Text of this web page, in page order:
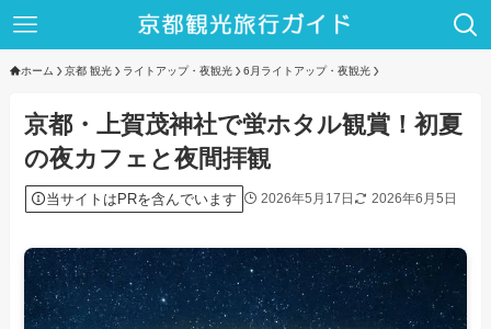
ホーム 京都 観光 ライトアップ・夜観光 6月ライトアップ・夜観光
京都・上賀茂神社で蛍ホタル観賞！初夏
の夜カフェと夜間拝観
当サイトはPRを含んでいます 2026年5月17日 2026年6月5日